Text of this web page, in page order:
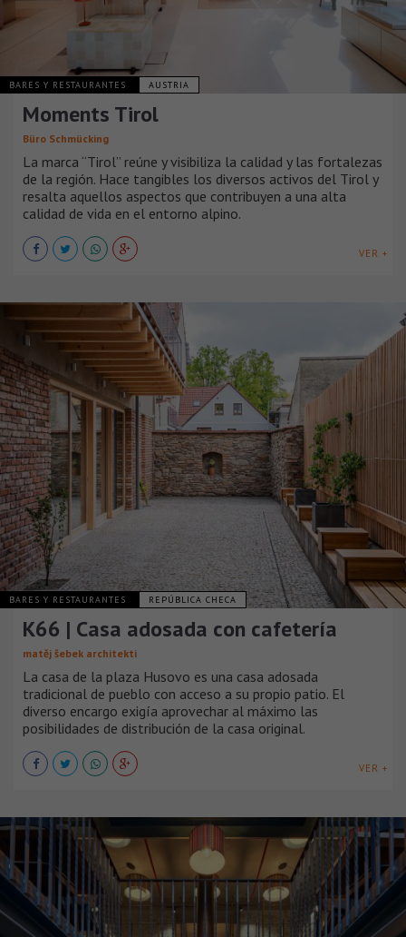
BARES Y RESTAURANTES AUSTRIA
Moments Tirol
Büro Schmücking
La marca “Tirol” reúne y visibiliza la calidad y las fortalezas
de la región. Hace tangibles los diversos activos del Tirol y
resalta aquellos aspectos que contribuyen a una alta
calidad de vida en el entorno alpino.
VER +
BARES Y RESTAURANTES REPÚBLICA CHECA
K66 | Casa adosada con cafetería
matěj šebek architekti
La casa de la plaza Husovo es una casa adosada
tradicional de pueblo con acceso a su propio patio. El
diverso encargo exigía aprovechar al máximo las
posibilidades de distribución de la casa original.
VER +